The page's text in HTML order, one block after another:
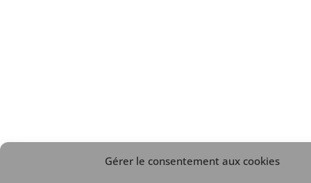
Gérer le consentement aux cookies